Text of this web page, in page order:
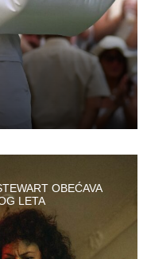
OBEĆAVA
LETA